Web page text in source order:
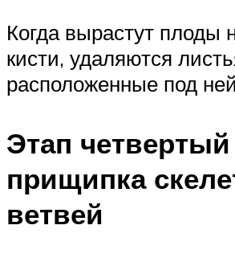
Когда вырастут плоды
кисти, удаляются
расположенные под
Этап четвертый
прищипка
ветвей